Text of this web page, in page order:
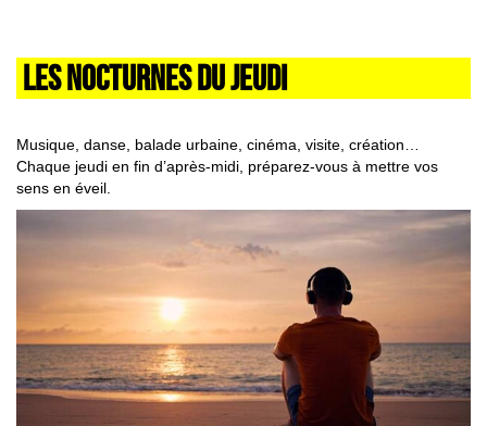
LES NOCTURNES DU JEUDI
Musique, danse, balade urbaine, cinéma, visite, création…
Chaque jeudi en fin d’après-midi, préparez-vous à mettre vos
sens en éveil.